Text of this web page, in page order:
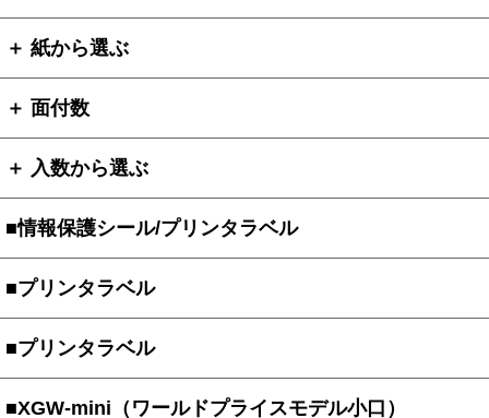
＋ 紙から選ぶ
＋ 面付数
＋ 入数から選ぶ
■情報保護シール/プリンタラベル
■プリンタラベル
■プリンタラベル
■XGW-mini（ワールドプライスモデル小口）